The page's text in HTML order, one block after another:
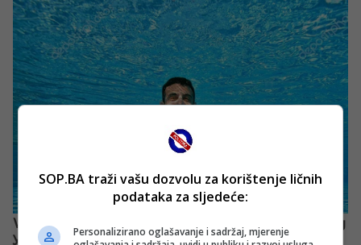
SOP.BA traži vašu dozvolu za korištenje ličnih
podataka za sljedeće:
Personalizirano oglašavanje i sadržaj, mjerenje